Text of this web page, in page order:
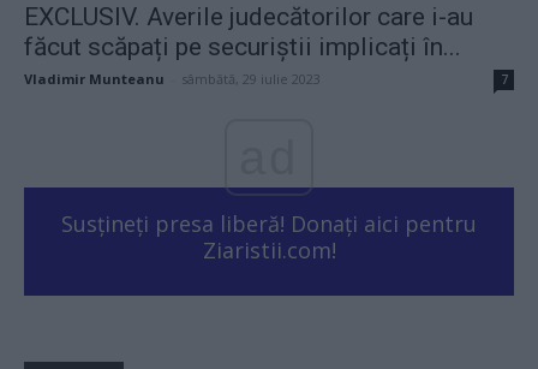
EXCLUSIV. Averile judecătorilor care i-au
făcut scăpați pe securiștii implicați în...
Vladimir Munteanu sâmbătă, 29 iulie 2023 7
Susțineți presa liberă! Donați aici pentru
Ziaristii.com!